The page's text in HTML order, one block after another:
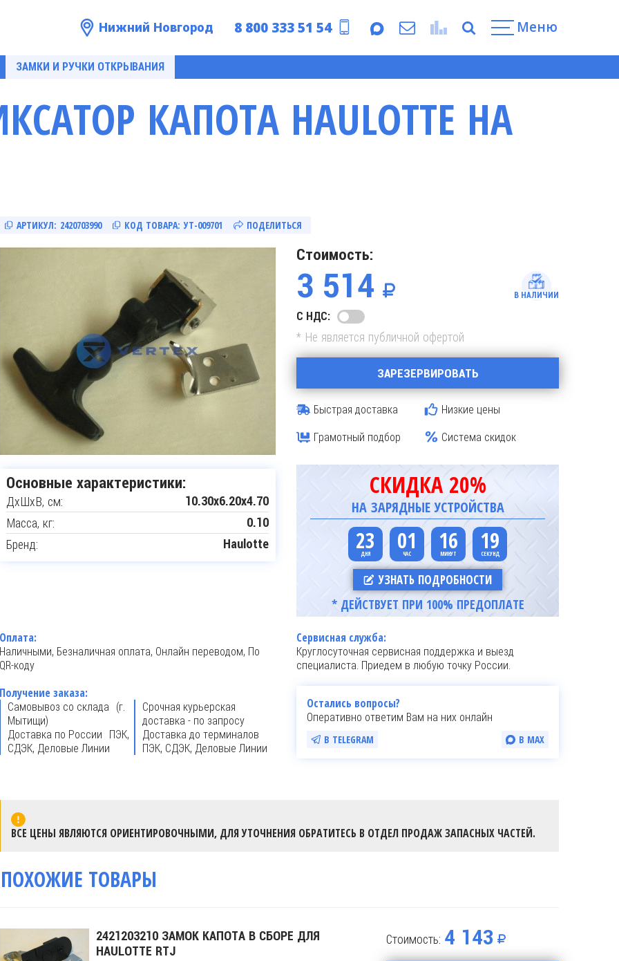
Нижний Новгород 8 800 333 51 54 Меню
ЗАМКИ И РУЧКИ ОТКРЫВАНИЯ
КАПОТА HAULOTTE HA
АРТИКУЛ: 2420703990 КОД ТОВАРА: УТ-009701 ПОДЕЛИТЬСЯ
Основные характеристики:
ДxШxВ, см: 10.30x6.20x4.70
Масса, кг: 0.10
Бренд: Haulotte
Стоимость:
3 514 В НАЛИЧИИ
С НДС:
* Не является публичной офертой
ЗАРЕЗЕРВИРОВАТЬ
Быстрая доставка
Низкие цены
Грамотный подбор
Система скидок
СКИДКА 20%
НА ЗАРЯДНЫЕ УСТРОЙСТВА
23 01 16 18
УЗНАТЬ ПОДРОБНОСТИ
* ДЕЙСТВУЕТ ПРИ 100% ПРЕДОПЛАТЕ
Оплата:
Наличными, Безналичная оплата, Онлайн переводом, По
QR-коду
Получение заказа:
Самовывоз со склада (г.
Мытищи)
Срочная курьерская
доставка - по запросу
Доставка по России ПЭК,
СДЭК, Деловые Линии
Доставка до терминалов
ПЭК, СДЭК, Деловые Линии
Сервисная служба:
Круглосуточная сервисная поддержка и выезд
специалиста. Приедем в любую точку России.
Остались вопросы?
Оперативно ответим Вам на них онлайн
В TELEGRAM В MAX
ВСЕ ЦЕНЫ ЯВЛЯЮТСЯ ОРИЕНТИРОВОЧНЫМИ, ДЛЯ УТОЧНЕНИЯ ОБРАТИТЕСЬ В ОТДЕЛ ПРОДАЖ ЗАПАСНЫХ ЧАСТЕЙ.
ПОХОЖИЕ ТОВАРЫ
2421203210 ЗАМОК КАПОТА В СБОРЕ ДЛЯ
HAULOTTE RTJ
Стоимость: 4 143